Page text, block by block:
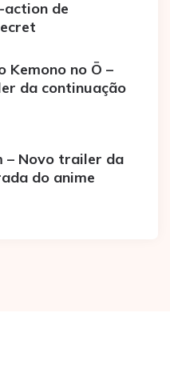
action de
Kemono no Ō –
da continuação
– Novo trailer da
do anime